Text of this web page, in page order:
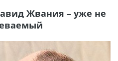
Жвания – уже не